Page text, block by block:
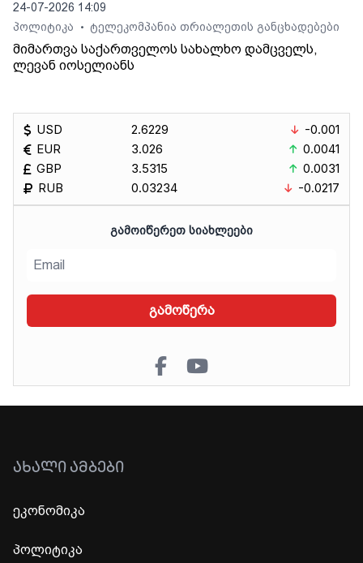
24-07-2026 14:09
პოლიტიკა
• ტელეკომპანია თრიალეთის განცხადებები
მიმართვა საქართველოს სახალხო დამცველს,
ლევან იოსელიანს
USD
EUR
GBP
RUB
2.6229
3.026
3.5315
0.03234
-0.001
0.0041
0.0031
-0.0217
ᲒᲐᲛᲝᲘᲬᲔᲠᲔᲗ ᲡᲘᲐᲮᲚᲔᲔᲑᲘ
გამოწერა
ᲐᲮᲐᲚᲘ ᲐᲛᲑᲔᲑᲘ
ეკონომიკა
პოლიტიკა